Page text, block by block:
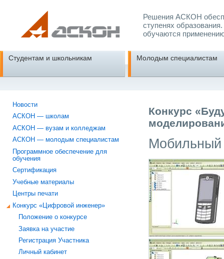
Решения АСКОН
ступенях
обучаются
Студентам и школьникам Молодым специалистам
Новости
АСКОН — школам
АСКОН — вузам и колледжам
АСКОН — молодым специалистам
Программное обеспечение для
обучения
Сертификация
Учебные материалы
Центры печати
Конкурс «Цифровой инженер»
Положение о конкурсе
Заявка на участие
Регистрация Участника
Личный кабинет
Конкурс
Мобильный